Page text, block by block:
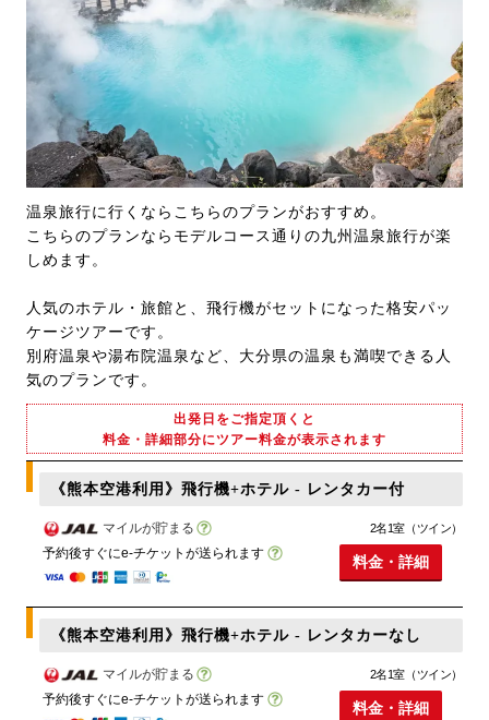
温泉旅行に行くならこちらのプランがおすすめ。
こちらのプランならモデルコース通りの九州温泉旅行が楽
しめます。
人気のホテル・旅館と、飛行機がセットになった格安パッ
ケージツアーです。
別府温泉や湯布院温泉など、大分県の温泉も満喫できる人
気のプランです。
出発日をご指定頂くと
料金・詳細部分にツアー料金が表示されます
《熊本空港利用》飛行機+ホテル - レンタカー付
マイルが貯まる
予約後すぐにe-チケットが送られます
2名1室（ツイン）
料金・詳細
《熊本空港利用》飛行機+ホテル - レンタカーなし
マイルが貯まる
予約後すぐにe-チケットが送られます
2名1室（ツイン）
料金・詳細